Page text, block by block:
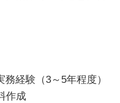
経験（3～5年程度）
作成